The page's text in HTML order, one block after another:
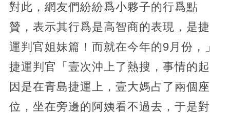
對此，網友們紛紛爲小夥子的行爲點
贊，表示其行爲是高智商的表現，是捷
運判官姐妹篇！而就在今年的9月份，」
捷運判官「壹次沖上了熱搜，事情的起
因是在青島捷運上，壹大媽占了兩個座
位，坐在旁邊的阿姨看不過去，于是對